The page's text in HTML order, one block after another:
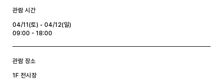
관람 시간
04/11(토) - 04/12(일)
09:00 - 18:00
관람 장소
1F 전시장